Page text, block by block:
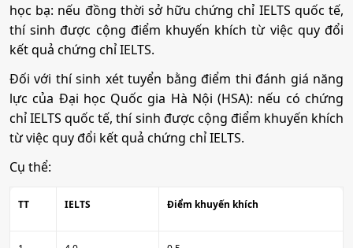
học bạ: nếu đồng thời sở hữu chứng chỉ IELTS quốc tế,
thí sinh được cộng điểm khuyến khích từ việc quy đổi
kết quả chứng chỉ IELTS.
Đối với thí sinh xét tuyển bằng điểm thi đánh giá năng
lực của Đại học Quốc gia Hà Nội (HSA): nếu có chứng
chỉ IELTS quốc tế, thí sinh được cộng điểm khuyến khích
từ việc quy đổi kết quả chứng chỉ IELTS.
Cụ thể:
TT IELTS Điểm khuyến khích